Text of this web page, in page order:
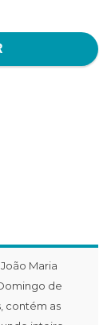
Maria
de
contém as